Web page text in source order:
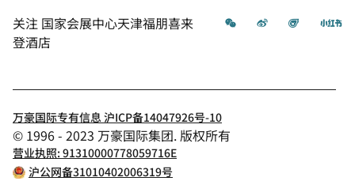
关注 国家会展中心天津福朋喜来
登酒店
微信 微博 飞猪
万豪国际专有信息 沪ICP备14047926号-10
© 1996 - 2023 万豪国际集团. 版权所有
营业执照: 91310000778059716E
沪公网备31010402006319号